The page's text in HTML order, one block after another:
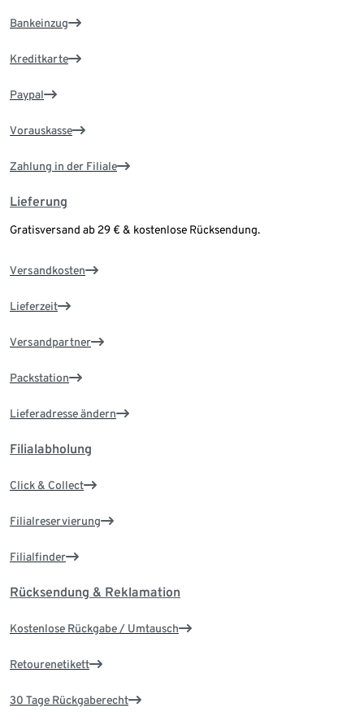
Bankeinzug
Kreditkarte
Paypal
Vorauskasse
Zahlung in der Filiale
Lieferung
Gratisversand ab 29 € & kostenlose Rücksendung.
Versandkosten
Lieferzeit
Versandpartner
Packstation
Lieferadresse ändern
Filialabholung
Click & Collect
Filialreservierung
Filialfinder
Rücksendung & Reklamation
Kostenlose Rückgabe / Umtausch
Retourenetikett
30 Tage Rückgaberecht